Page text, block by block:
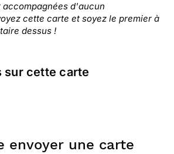
d'aucun
cette carte et soyez le premier à
dessus !
sur cette carte
une carte